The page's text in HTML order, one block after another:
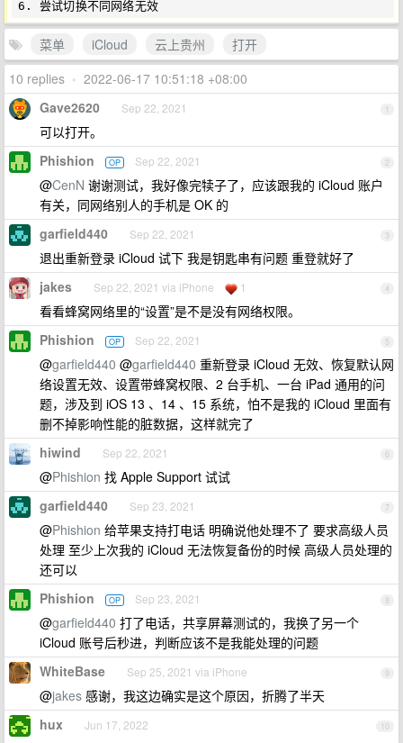
菜单 iCloud 云上贵州
打开
10 replies • 2022-06-17 10:51:18 +08:00
1
Gave2620 Sep 22, 2021
可以打开。
2
Phishion OP Sep 22, 2021
@CenN 谢谢测试，我好像完犊子了，应该跟我的 iCloud 账户
有关，同网络别人的手机是 OK 的
3
garfield440 Sep 22, 2021
退出重新登录 iCloud 试下 我是钥匙串有问题 重登就好了
4
jakes Sep 22, 2021 via iPhone 1
看看蜂窝网络里的“设置”是不是没有网络权限。
5
Phishion OP Sep 22, 2021
@garfield440 @garfield440 重新登录 iCloud 无效、恢复默认网
络设置无效、设置带蜂窝权限、2 台手机、一台 iPad 通用的问
题，涉及到 iOS 13 、14 、15 系统，怕不是我的 iCloud 里面有
删不掉影响性能的脏数据，这样就完了
6
hiwind Sep 22, 2021
@Phishion 找 Apple Support 试试
7
garfield440 Sep 23, 2021
@Phishion 给苹果支持打电话 明确说他处理不了 要求高级人员
处理 至少上次我的 iCloud 无法恢复备份的时候 高级人员处理的
还可以
8
Phishion OP Sep 23, 2021
@garfield440 打了电话，共享屏幕测试的，我换了另一个
iCloud 账号后秒进，判断应该不是我能处理的问题
9
WhiteBase Sep 25, 2021 via iPhone
@jakes 感谢，我这边确实是这个原因，折腾了半天
10
hux Jun 17, 2022